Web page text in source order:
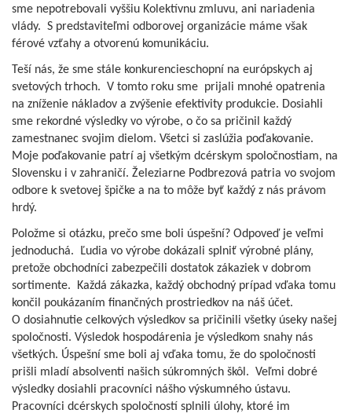
sme nepotrebovali vyššiu Kolektívnu zmluvu, ani nariadenia
vlády. S predstaviteľmi odborovej organizácie máme však
férové vzťahy a otvorenú komunikáciu.
Teší nás, že sme stále konkurencieschopní na európskych aj
svetových trhoch. V tomto roku sme prijali mnohé opatrenia
na zníženie nákladov a zvýšenie efektivity produkcie. Dosiahli
sme rekordné výsledky vo výrobe, o čo sa pričinil každý
zamestnanec svojim dielom. Všetci si zaslúžia poďakovanie.
Moje poďakovanie patrí aj všetkým dcérskym spoločnostiam, na
Slovensku i v zahraničí. Železiarne Podbrezová patria vo svojom
odbore k svetovej špičke a na to môže byť každý z nás právom
hrdý.
Položme si otázku, prečo sme boli úspešní? Odpoveď je veľmi
jednoduchá. Ľudia vo výrobe dokázali splniť výrobné plány,
pretože obchodníci zabezpečili dostatok zákaziek v dobrom
sortimente. Každá zákazka, každý obchodný prípad vďaka tomu
končil poukázaním finančných prostriedkov na náš účet.
O dosiahnutie celkových výsledkov sa pričinili všetky úseky našej
spoločnosti. Výsledok hospodárenia je výsledkom snahy nás
všetkých. Úspešní sme boli aj vďaka tomu, že do spoločnosti
prišli mladí absolventi našich súkromných škôl. Veľmi dobré
výsledky dosiahli pracovníci nášho výskumného ústavu.
Pracovníci dcérskych spoločností splnili úlohy, ktoré im